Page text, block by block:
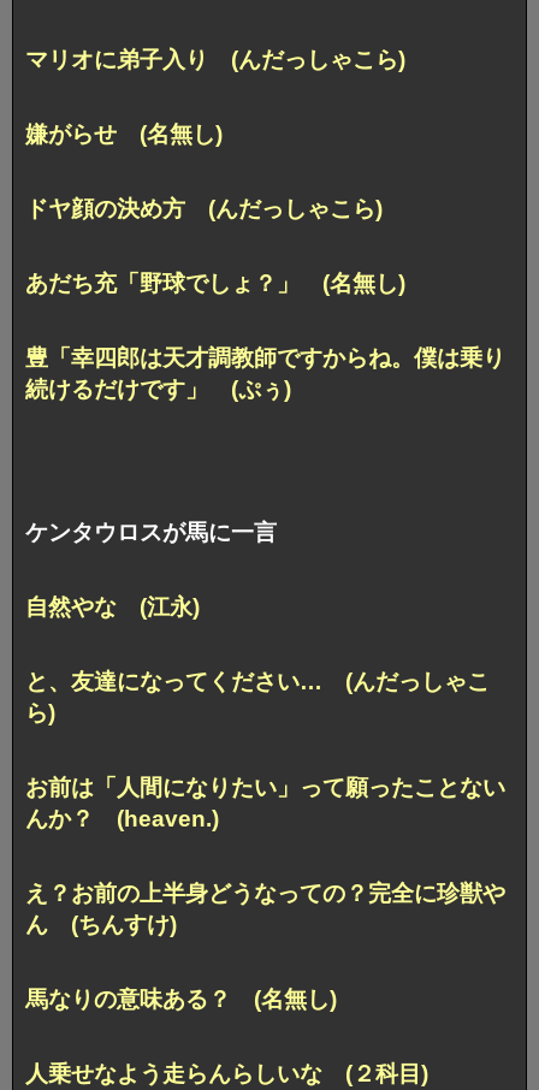
マリオに弟子入り (んだっしゃこら)
嫌がらせ (名無し)
ドヤ顔の決め方 (んだっしゃこら)
あだち充「野球でしょ？」 (名無し)
豊「幸四郎は天才調教師ですからね。僕は乗り
続けるだけです」 (ぷぅ)
ケンタウロスが馬に一言
自然やな (江永)
と、友達になってください… (んだっしゃこ
ら)
お前は「人間になりたい」って願ったことない
んか？ (heaven.)
え？お前の上半身どうなっての？完全に珍獣や
ん (ちんすけ)
馬なりの意味ある？ (名無し)
人乗せなよう走らんらしいな (２科目)